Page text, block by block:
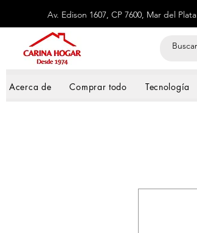
Av. Edison 1607, CP 7600, Mar del Plata
Acerca de Comprar todo Tecnología